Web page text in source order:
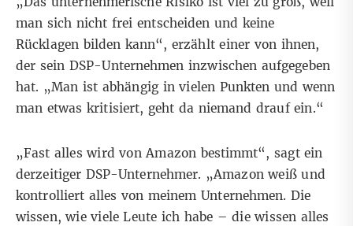
man sich nicht frei entscheiden und keine
Rücklagen bilden kann“, erzählt einer von ihnen,
der sein DSP-Unternehmen inzwischen aufgegeben
hat. „Man ist abhängig in vielen Punkten und wenn
man etwas kritisiert, geht da niemand drauf ein.“
„Fast alles wird von Amazon bestimmt“, sagt ein
derzeitiger DSP-Unternehmer. „Amazon weiß und
kontrolliert alles von meinem Unternehmen. Die
wissen, wie viele Leute ich habe – die wissen alles